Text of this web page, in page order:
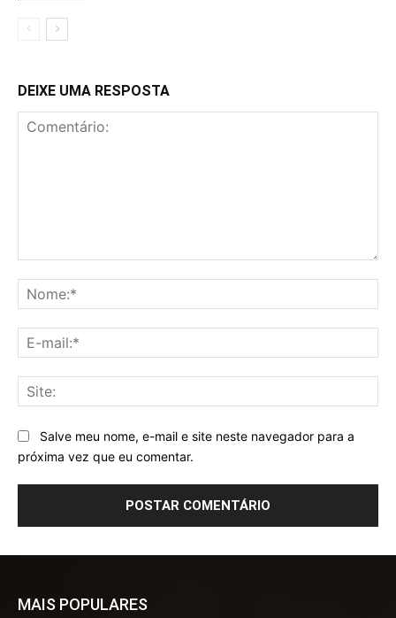
DEIXE UMA RESPOSTA
Salve meu nome, e-mail e site neste navegador para a
próxima vez que eu comentar.
MAIS POPULARES